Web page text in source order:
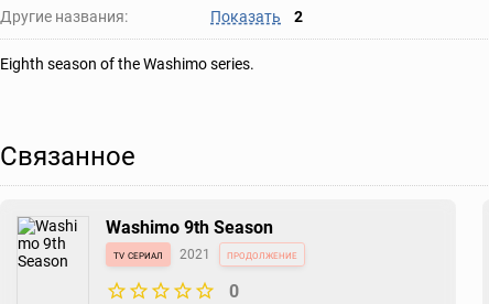
Другие названия:
Показать 2
Eighth season of the Washimo series.
Связанное
Washimo 9th Season
tv сериал 2021 продолжение
0